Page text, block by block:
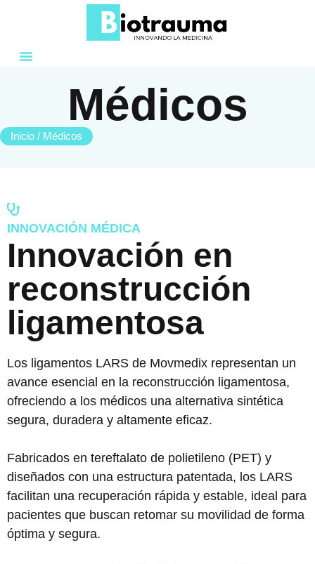
Médicos
Inicio / Médicos
INNOVACIÓN MÉDICA
Innovación en
reconstrucción
ligamentosa
Los ligamentos LARS de Movmedix representan un
avance esencial en la reconstrucción ligamentosa,
ofreciendo a los médicos una alternativa sintética
segura, duradera y altamente eficaz.
Fabricados en tereftalato de polietileno (PET) y
diseñados con una estructura patentada, los LARS
facilitan una recuperación rápida y estable, ideal para
pacientes que buscan retomar su movilidad de forma
óptima y segura.